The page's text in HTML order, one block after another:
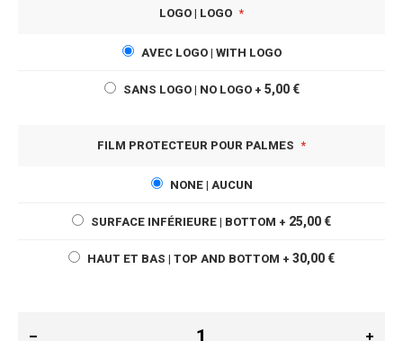
LOGO | LOGO
AVEC LOGO | WITH LOGO
SANS LOGO | NO LOGO + 5,00 €
FILM PROTECTEUR POUR PALMES
NONE | AUCUN
SURFACE INFÉRIEURE | BOTTOM + 25,00 €
HAUT ET BAS | TOP AND BOTTOM + 30,00 €